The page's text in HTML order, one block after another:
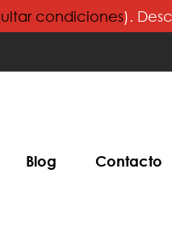
condiciones).
Blog Contacto